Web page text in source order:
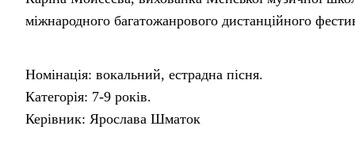
міжнародного багатожанрового дистанційного
Номінація: вокальний, естрадна пісня.
Категорія: 7-9 років.
Керівник: Ярослава Шматок